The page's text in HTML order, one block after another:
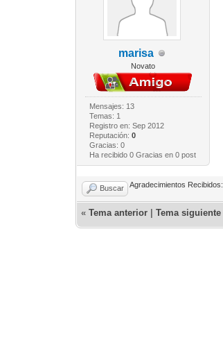
marisa
Novato
Mensajes: 13
Temas: 1
Registro en: Sep 2012
Reputación: 0
Gracias: 0
Ha recibido 0 Gracias en 0 post
Buscar Agradecimientos Recibidos:
«Tema anterior |Tema siguiente